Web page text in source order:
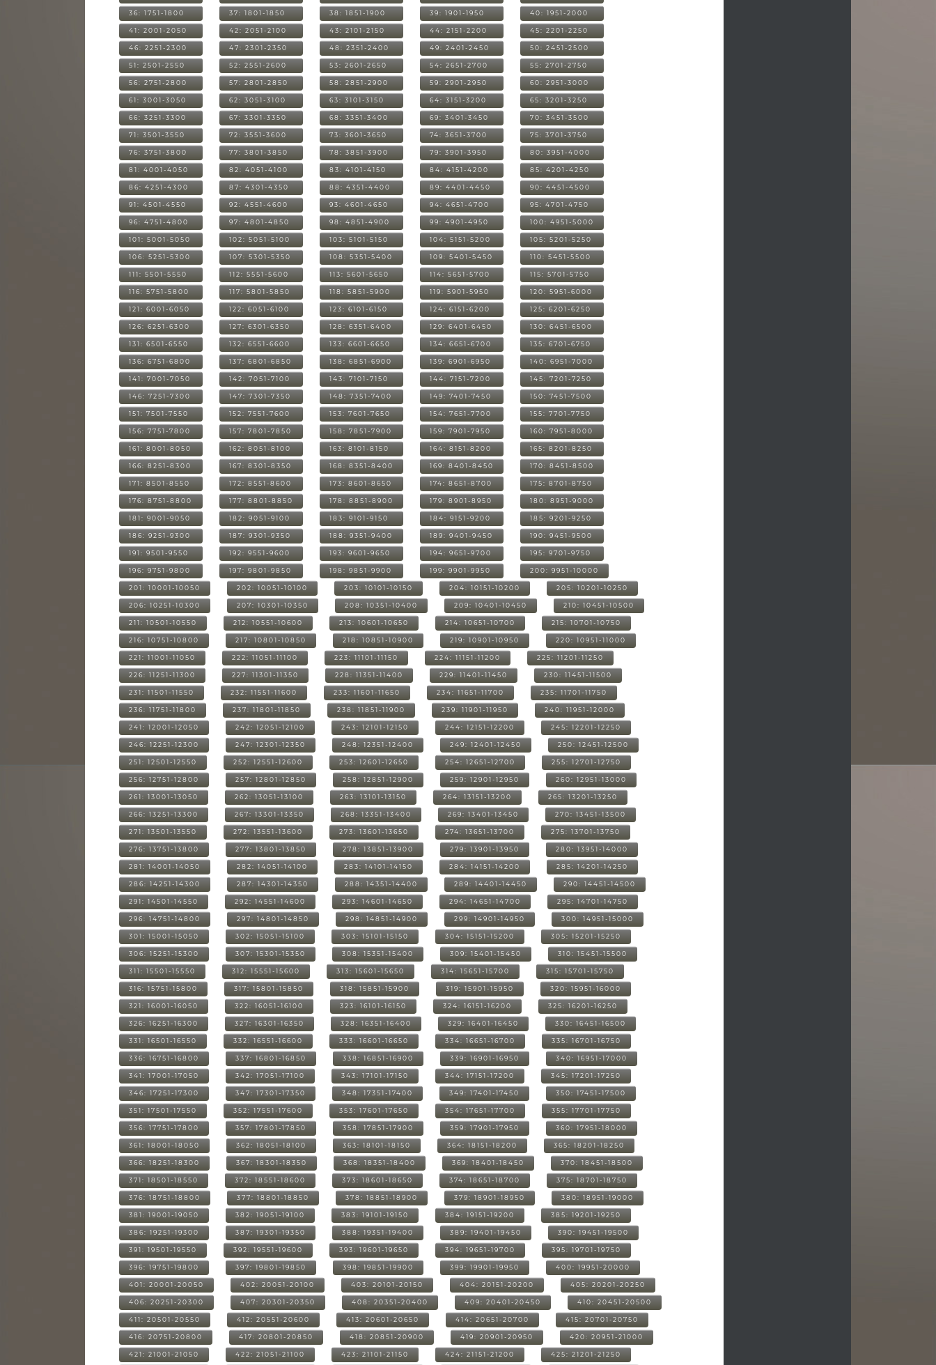
36: 1751-1800 37: 1801-1850 38: 1851-1900 39: 1901-1950 40: 1951-2000
41: 2001-2050 42: 2051-2100 43: 2101-2150 44: 2151-2200 45: 2201-2250
46: 2251-2300 47: 2301-2350 48: 2351-2400 49: 2401-2450 50: 2451-2500
51: 2501-2550 52: 2551-2600 53: 2601-2650 54: 2651-2700 55: 2701-2750
56: 2751-2800 57: 2801-2850 58: 2851-2900 59: 2901-2950 60: 2951-3000
61: 3001-3050 62: 3051-3100 63: 3101-3150 64: 3151-3200 65: 3201-3250
66: 3251-3300 67: 3301-3350 68: 3351-3400 69: 3401-3450 70: 3451-3500
71: 3501-3550 72: 3551-3600 73: 3601-3650 74: 3651-3700 75: 3701-3750
76: 3751-3800 77: 3801-3850 78: 3851-3900 79: 3901-3950 80: 3951-4000
81: 4001-4050 82: 4051-4100 83: 4101-4150 84: 4151-4200 85: 4201-4250
86: 4251-4300 87: 4301-4350 88: 4351-4400 89: 4401-4450 90: 4451-4500
91: 4501-4550 92: 4551-4600 93: 4601-4650 94: 4651-4700 95: 4701-4750
96: 4751-4800 97: 4801-4850 98: 4851-4900 99: 4901-4950 100: 4951-5000
101: 5001-5050 102: 5051-5100 103: 5101-5150 104: 5151-5200 105: 5201-5250
106: 5251-5300 107: 5301-5350 108: 5351-5400 109: 5401-5450 110: 5451-5500
111: 5501-5550 112: 5551-5600 113: 5601-5650 114: 5651-5700 115: 5701-5750
116: 5751-5800 117: 5801-5850 118: 5851-5900 119: 5901-5950 120: 5951-6000
121: 6001-6050 122: 6051-6100 123: 6101-6150 124: 6151-6200 125: 6201-6250
126: 6251-6300 127: 6301-6350 128: 6351-6400 129: 6401-6450 130: 6451-6500
131: 6501-6550 132: 6551-6600 133: 6601-6650 134: 6651-6700 135: 6701-6750
136: 6751-6800 137: 6801-6850 138: 6851-6900 139: 6901-6950 140: 6951-7000
141: 7001-7050 142: 7051-7100 143: 7101-7150 144: 7151-7200 145: 7201-7250
146: 7251-7300 147: 7301-7350 148: 7351-7400 149: 7401-7450 150: 7451-7500
151: 7501-7550 152: 7551-7600 153: 7601-7650 154: 7651-7700 155: 7701-7750
156: 7751-7800 157: 7801-7850 158: 7851-7900 159: 7901-7950 160: 7951-8000
161: 8001-8050 162: 8051-8100 163: 8101-8150 164: 8151-8200 165: 8201-8250
166: 8251-8300 167: 8301-8350 168: 8351-8400 169: 8401-8450 170: 8451-8500
171: 8501-8550 172: 8551-8600 173: 8601-8650 174: 8651-8700 175: 8701-8750
176: 8751-8800 177: 8801-8850 178: 8851-8900 179: 8901-8950 180: 8951-9000
181: 9001-9050 182: 9051-9100 183: 9101-9150 184: 9151-9200 185: 9201-9250
186: 9251-9300 187: 9301-9350 188: 9351-9400 189: 9401-9450 190: 9451-9500
191: 9501-9550 192: 9551-9600 193: 9601-9650 194: 9651-9700 195: 9701-9750
196: 9751-9800 197: 9801-9850 198: 9851-9900 199: 9901-9950 200: 9951-10000
201: 10001-10050 202: 10051-10100 203: 10101-10150 204: 10151-10200 205: 10201-10250
206: 10251-10300 207: 10301-10350 208: 10351-10400 209: 10401-10450 210: 10451-10500
211: 10501-10550 212: 10551-10600 213: 10601-10650 214: 10651-10700 215: 10701-10750
216: 10751-10800 217: 10801-10850 218: 10851-10900 219: 10901-10950 220: 10951-11000
221: 11001-11050 222: 11051-11100 223: 11101-11150 224: 11151-11200 225: 11201-11250
226: 11251-11300 227: 11301-11350 228: 11351-11400 229: 11401-11450 230: 11451-11500
231: 11501-11550 232: 11551-11600 233: 11601-11650 234: 11651-11700 235: 11701-11750
236: 11751-11800 237: 11801-11850 238: 11851-11900 239: 11901-11950 240: 11951-12000
241: 12001-12050 242: 12051-12100 243: 12101-12150 244: 12151-12200 245: 12201-12250
246: 12251-12300 247: 12301-12350 248: 12351-12400 249: 12401-12450 250: 12451-12500
251: 12501-12550 252: 12551-12600 253: 12601-12650 254: 12651-12700 255: 12701-12750
256: 12751-12800 257: 12801-12850 258: 12851-12900 259: 12901-12950 260: 12951-13000
261: 13001-13050 262: 13051-13100 263: 13101-13150 264: 13151-13200 265: 13201-13250
266: 13251-13300 267: 13301-13350 268: 13351-13400 269: 13401-13450 270: 13451-13500
271: 13501-13550 272: 13551-13600 273: 13601-13650 274: 13651-13700 275: 13701-13750
276: 13751-13800 277: 13801-13850 278: 13851-13900 279: 13901-13950 280: 13951-14000
281: 14001-14050 282: 14051-14100 283: 14101-14150 284: 14151-14200 285: 14201-14250
286: 14251-14300 287: 14301-14350 288: 14351-14400 289: 14401-14450 290: 14451-14500
291: 14501-14550 292: 14551-14600 293: 14601-14650 294: 14651-14700 295: 14701-14750
296: 14751-14800 297: 14801-14850 298: 14851-14900 299: 14901-14950 300: 14951-15000
301: 15001-15050 302: 15051-15100 303: 15101-15150 304: 15151-15200 305: 15201-15250
306: 15251-15300 307: 15301-15350 308: 15351-15400 309: 15401-15450 310: 15451-15500
311: 15501-15550 312: 15551-15600 313: 15601-15650 314: 15651-15700 315: 15701-15750
316: 15751-15800 317: 15801-15850 318: 15851-15900 319: 15901-15950 320: 15951-16000
321: 16001-16050 322: 16051-16100 323: 16101-16150 324: 16151-16200 325: 16201-16250
326: 16251-16300 327: 16301-16350 328: 16351-16400 329: 16401-16450 330: 16451-16500
331: 16501-16550 332: 16551-16600 333: 16601-16650 334: 16651-16700 335: 16701-16750
336: 16751-16800 337: 16801-16850 338: 16851-16900 339: 16901-16950 340: 16951-17000
341: 17001-17050 342: 17051-17100 343: 17101-17150 344: 17151-17200 345: 17201-17250
346: 17251-17300 347: 17301-17350 348: 17351-17400 349: 17401-17450 350: 17451-17500
351: 17501-17550 352: 17551-17600 353: 17601-17650 354: 17651-17700 355: 17701-17750
356: 17751-17800 357: 17801-17850 358: 17851-17900 359: 17901-17950 360: 17951-18000
361: 18001-18050 362: 18051-18100 363: 18101-18150 364: 18151-18200 365: 18201-18250
366: 18251-18300 367: 18301-18350 368: 18351-18400 369: 18401-18450 370: 18451-18500
371: 18501-18550 372: 18551-18600 373: 18601-18650 374: 18651-18700 375: 18701-18750
376: 18751-18800 377: 18801-18850 378: 18851-18900 379: 18901-18950 380: 18951-19000
381: 19001-19050 382: 19051-19100 383: 19101-19150 384: 19151-19200 385: 19201-19250
386: 19251-19300 387: 19301-19350 388: 19351-19400 389: 19401-19450 390: 19451-19500
391: 19501-19550 392: 19551-19600 393: 19601-19650 394: 19651-19700 395: 19701-19750
396: 19751-19800 397: 19801-19850 398: 19851-19900 399: 19901-19950 400: 19951-20000
401: 20001-20050 402: 20051-20100 403: 20101-20150 404: 20151-20200 405: 20201-20250
406: 20251-20300 407: 20301-20350 408: 20351-20400 409: 20401-20450 410: 20451-20500
411: 20501-20550 412: 20551-20600 413: 20601-20650 414: 20651-20700 415: 20701-20750
416: 20751-20800 417: 20801-20850 418: 20851-20900 419: 20901-20950 420: 20951-21000
421: 21001-21050 422: 21051-21100 423: 21101-21150 424: 21151-21200 425: 21201-21250